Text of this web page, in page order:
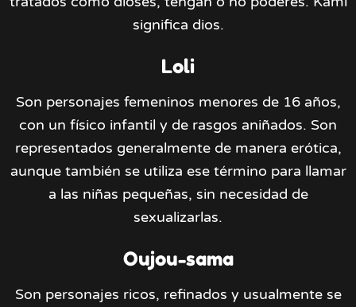
significa dios.
Loli
Son personajes femeninos menores de 16 años,
con un físico infantil y de rasgos aniñados. Son
representados generalmente de manera erótica,
aunque también se utiliza ese término para llamar
a las niñas pequeñas, sin necesidad de
sexualizarlas.
Oujou-sama
Son personajes ricos, refinados y usualmente se